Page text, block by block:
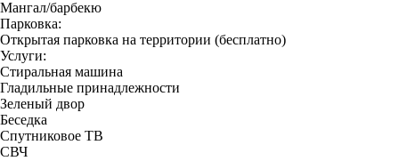
Мангал/барбекю
Парковка:
Открытая парковка на территории (бесплатно)
Услуги:
Стиральная машина
Гладильные принадлежности
Зеленый двор
Беседка
Спутниковое ТВ
СВЧ